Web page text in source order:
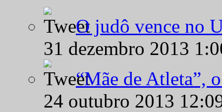
O judô vence no
31 dezembro 2013
“Mãe de Atleta”,
24 outubro 2013